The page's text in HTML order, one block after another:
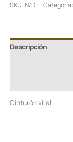
SKU: N/D Categoría:
Descripción
Cinturón viral